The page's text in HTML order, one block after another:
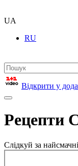
UA
RU
Відкрити у
Рецепти
Слідкуй за